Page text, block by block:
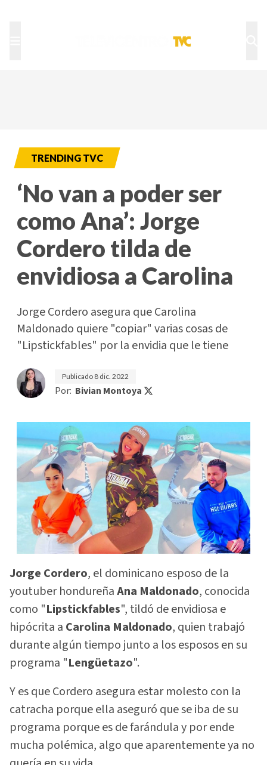
TRENDING TVC
‘No van a poder ser
como Ana’: Jorge
Cordero tilda de
envidiosa a Carolina
Jorge Cordero asegura que Carolina
Maldonado quiere "copiar" varias cosas de
"Lipstickfables" por la envidia que le tiene
Publicado 8 dic. 2022
Por: Bivian Montoya
Jorge Cordero, el dominicano esposo de la
youtuber hondureñaAna Maldonado, conocida
como "Lipstickfables", tildó de envidiosa e
hipócrita a Carolina Maldonado, quien trabajó
durante algún tiempo junto a los esposos en su
programa "Lengüetazo".
Y es que Cordero asegura estar molesto con la
catracha porque ella aseguró que se iba de su
programa porque es de farándula y por ende
mucha polémica, algo que aparentemente ya no